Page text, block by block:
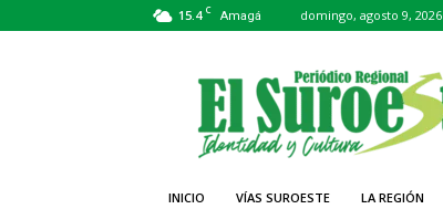
15.4 C Amagá domingo, agosto 9, 2026
Periódico
El
Suroeste
INICIO VÍAS SUROESTE LA REGIÓN